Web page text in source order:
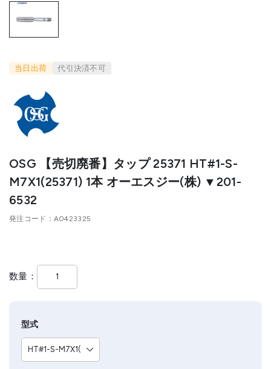
当日出荷 代引決済不可
OSG 【売切廃番】タップ 25371 HT#1-S-
M7X1(25371) 1本 オーエスジー(株) ▼201-
6532
発注コード A0423325
数量
型式